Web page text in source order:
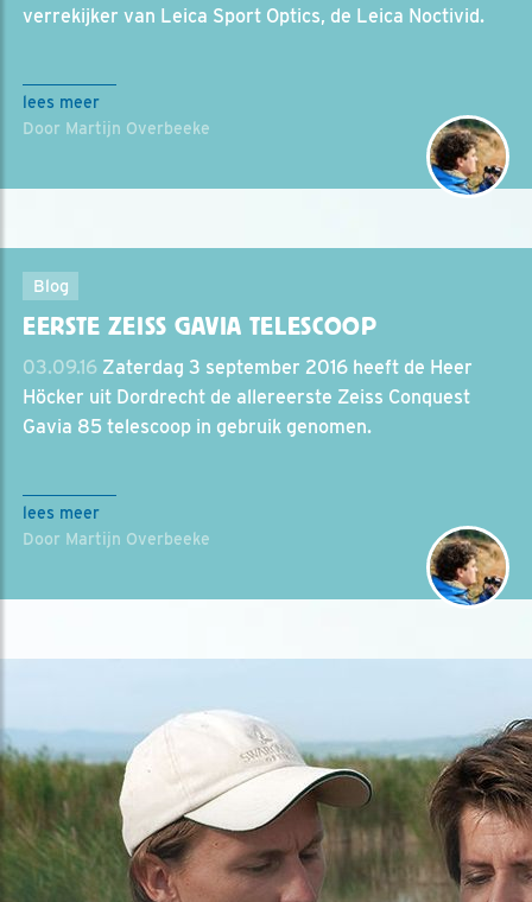
verrekijker van Leica Sport Optics, de Leica Noctivid.
lees meer
Door Martijn Overbeeke
Blog
EERSTE ZEISS GAVIA TELESCOOP
03.09.16 Zaterdag 3 september 2016 heeft de Heer
Höcker uit Dordrecht de allereerste Zeiss Conquest
Gavia 85 telescoop in gebruik genomen.
lees meer
Door Martijn Overbeeke